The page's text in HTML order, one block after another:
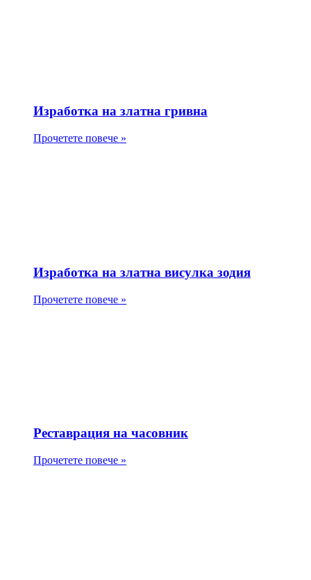
Изработка на златна гривна
Прочетете повече »
Изработка на златна висулка зодия
Прочетете повече »
Реставрация на часовник
Прочетете повече »